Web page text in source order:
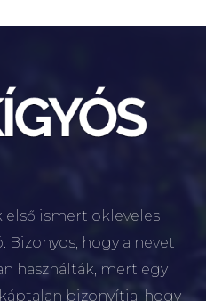
első ismert okleveles
Bizonyos, hogy a nevet
használták, mert egy
bizonyítja, hogy